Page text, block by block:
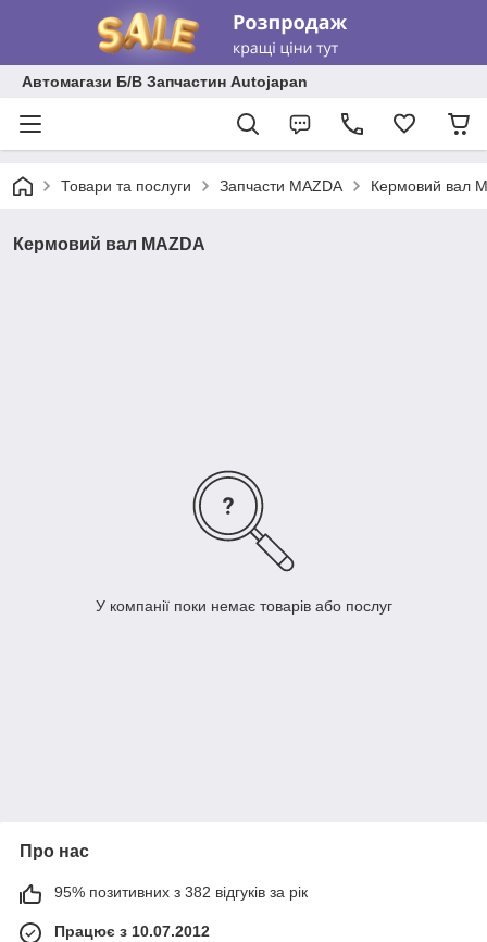
Автомагази Б/В Запчастин Autojapan
Товари та послуги Запчасти MAZDA Кермовий вал
Кермовий вал MAZDA
У компанії поки немає товарів або послуг
Про нас
95% позитивних з 382 відгуків за рік
Працює з 10.07.2012